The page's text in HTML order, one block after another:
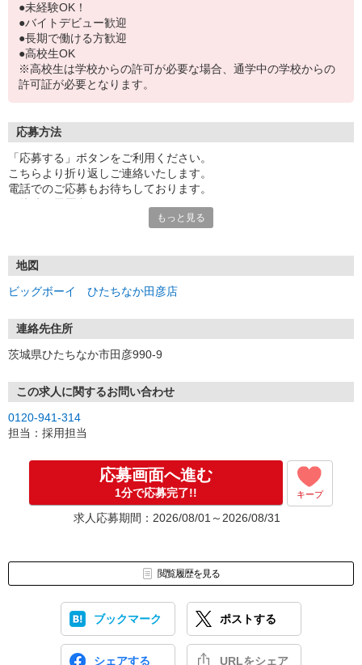
●未経験OK！
●バイトデビュー歓迎
●長期で働ける方歓迎
●高校生OK
※高校生は学校からの許可が必要な場合、通学中の学校からの
許可証が必要となります。
応募方法
「応募する」ボタンをご利用ください。
こちらより折り返しご連絡いたします。
電話でのご応募もお待ちしております。
もっと見る
地図
ビッグボーイ ひたちなか田彦店
連絡先住所
茨城県ひたちなか市田彦990-9
この求人に関するお問い合わせ
0120-941-314
担当：採用担当
応募画面へ進む
1分で応募完了!! キープ
求人応募期間：2026/08/01～2026/08/31
閲覧履歴を見る
ブックマーク ポストする
シェアする URLをシェア